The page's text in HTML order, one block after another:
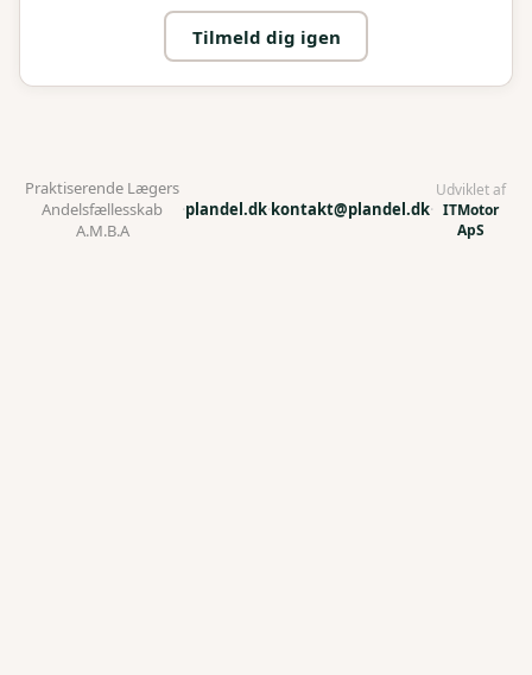
Tilmeld dig igen
Praktiserende Lægers
Andelsfællesskab
A.M.B.A
·plandel.dk·kontakt@plandel.dk·
Udviklet af
ITMotor
ApS